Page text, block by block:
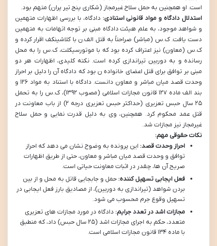
است. او همچنین به حمل سلاح غیرمجاز (شکاری پنج تیر پران) متهم بود.
استدلال دادگاه و مواد قانونی استنادی: دادگاه، با بررسی اظهارات متهمین
و شواهد موجود، به علم هیئت دادگاه مبنی بر توجه اتهامات به متهمین
دست یافت. ک.س (مباشر) صراحتاً به قتل الف.ن با کلاشینکف اقرار کرده و
ک.س (معاون) نیز اعتراف کرده بود که با موتورسیکلت، ک.س را به محل
رسانده و به دوربین تیراندازی کرده است. نکته کلیدی، اظهارات هر دو
مبنی بر توافق برای قتل اعضای خانواده ن بود که دادگاه آن را دلیل بر احراز
وحدت قصد میان مباشر و معاون دانست. دادگاه با استناد به مواد ۱۲۶ و
بند الف ماده ۱۲۷ قانون مجازات اسلامی (مصوب ۱۳۹۲)، ک.س را به تحمل
۲۵ سال حبس تعزیری (حداکثر حبس تعزیری درجه ۲) از باب معاونت در
قتل عمد محکوم کرد. همچنین، وی به دلیل قدرت نمایی و حمل سلاح
غیرمجاز نیز مجازات شد.
نکات حقوقی مهم:
احراز وحدت قصد: این پرونده به وضوح نشان می دهد که احراز
توافق و وحدت قصد میان مباشر و معاون، حتی از طریق اظهارات
صریح آن ها، چقدر در اثبات معاونت حیاتی است.
فعل ایجابی تسهیل کننده: حمل و جابجایی قاتل به محل و از بین
بردن شواهد (تیراندازی به دوربین)، از مصادیق بارز فعل ایجابی در
تسهیل وقوع جرم محسوب می شود.
مجازات اشد در تعدد جرایم: دادگاه در مورد مجازات های تعزیری
متعدد، حکم به اجرای مجازات اشد (۲۵ سال حبس) داد، که منطبق
با ماده ۱۳۴ قانون مجازات اسلامی است.